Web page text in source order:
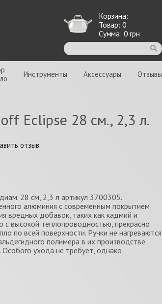
Корзина:
Товар: 0
Сумма: 0 грн
Инструменты Аксессуары Отзывы
Eclipse 28 см., 2,3 л.
отзыв
28 см, 2,3 л артикул 3700305.
алюминия с современным покрытием
вредных добавок, таких как кадмий и
с высокой теплопроводностью, прекрасно
по всей поверхности. Ручки не нагреваются
полимера в их производстве.
ухода не требует, однако